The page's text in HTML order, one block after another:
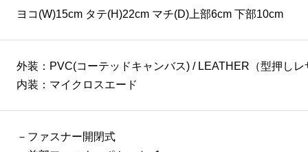
ヨコ(W)15cm タテ(H)22cm マチ(D)上部6cm 下部10cm
外装：PVC(コーテッドキャンバス) / LEATHER（型押しレ
内装：マイクロスエード
－ファスナー開閉式